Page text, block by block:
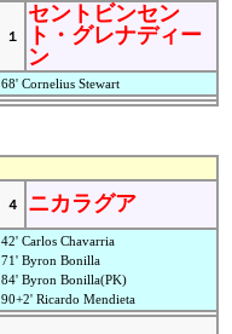
１
セントビンセン
ト・グレナディー
ン
68' Cornelius Stewart
４
ニカラグア
42' Carlos Chavarria
71' Byron Bonilla
84' Byron Bonilla(PK)
90+2' Ricardo Mendieta